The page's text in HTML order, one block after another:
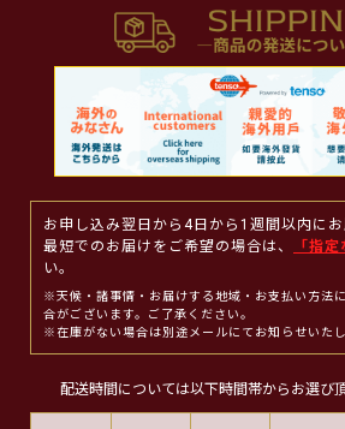
お申し込み翌日から4日から1週間以内にお
最短でのお届けをご希望の場合は、
「指定
い。
※天候・諸事情・お届けする地域・お支払い方法
合がございます。ご了承ください。
※在庫がない場合は別途メールにてお知らせいたし
配送時間については以下時間帯からお選び頂